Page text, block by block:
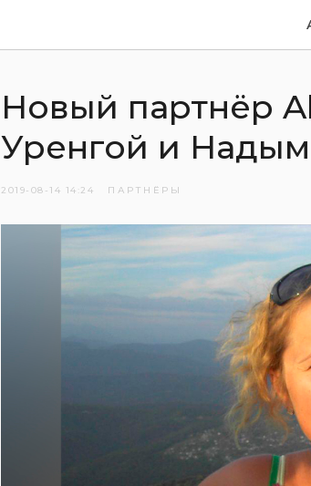
Новый партнёр
Уренгой и Надым
2019-08-14 14:24 ПАРТНЁРЫ